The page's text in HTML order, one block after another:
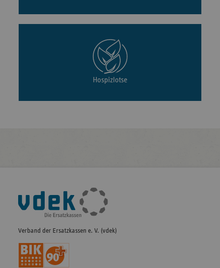
Hospizlotse
Fußleisten-
Navigation
Verband der Ersatzkassen e. V. (vdek)